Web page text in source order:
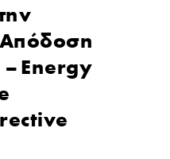
Απόδοση
– Energy